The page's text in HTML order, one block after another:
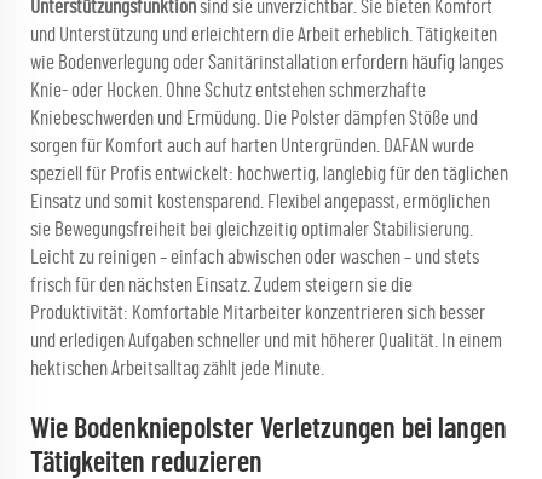
Unterstützungsfunktionsind sie unverzichtbar. Sie bieten Komfort
und Unterstützung und erleichtern die Arbeit erheblich. Tätigkeiten
wie Bodenverlegung oder Sanitärinstallation erfordern häufig langes
Knie- oder Hocken. Ohne Schutz entstehen schmerzhafte
Kniebeschwerden und Ermüdung. Die Polster dämpfen Stöße und
sorgen für Komfort auch auf harten Untergründen. DAFAN wurde
speziell für Profis entwickelt: hochwertig, langlebig für den täglichen
Einsatz und somit kostensparend. Flexibel angepasst, ermöglichen
sie Bewegungsfreiheit bei gleichzeitig optimaler Stabilisierung.
Leicht zu reinigen – einfach abwischen oder waschen – und stets
frisch für den nächsten Einsatz. Zudem steigern sie die
Produktivität: Komfortable Mitarbeiter konzentrieren sich besser
und erledigen Aufgaben schneller und mit höherer Qualität. In einem
hektischen Arbeitsalltag zählt jede Minute.
Wie Bodenkniepolster Verletzungen bei langen
Tätigkeiten reduzieren